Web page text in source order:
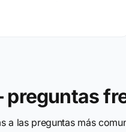
preguntas
a las preguntas más